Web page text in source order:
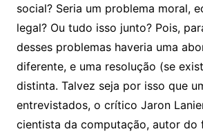
social? Seria um problema moral,
legal? Ou tudo isso junto? Pois,
desses problemas haveria uma
diferente, e uma resolução (se
distinta. Talvez seja por isso que
entrevistados, o crítico Jaron
cientista da computação, autor do